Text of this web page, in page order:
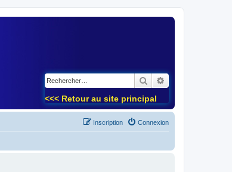
Rechercher
<<< Retour au site principal
Connexion
Inscription